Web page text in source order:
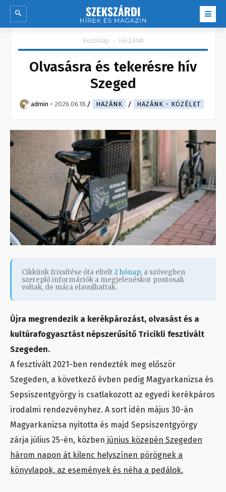
Kezdőlap HAZÁNK
Olvasásra és tekerésre hív
Szeged
admin - 2026.06.18. HAZÁNK HAZÁNK - KÖZÉLET
Cikkünk frissítése óta eltelt2 hónap, a szövegben
szereplő információk a megjelenéskor pontosak
voltak, de mára elavulhattak.
Újra megrendezik a kerékpározást, olvasást és a
kultúrafogyasztást népszerűsítő Tricikli fesztivált
Szegeden.
A fesztivált 2021-ben rendezték meg először
Szegeden, a következő évben pedig Magyarkanizsa és
Sepsiszentgyörgy is csatlakozott az egyedi kerékpáros
irodalmi rendezvényhez. A sort idén május 30-án
Magyarkanizsa nyitotta és majd Sepsiszentgyörgy
zárja július 25-én, közben június közepén Szegeden
három napon át kilenc helyszínen pörögnek a
könyvlapok, az események és néha a pedálok.